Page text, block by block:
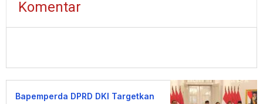
Komentar
Bapemperda DPRD DKI Targetkan